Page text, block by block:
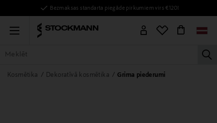
Bezmaksas standarta piegāde pirkumiem virs €120!
Menu
VISAS PRECES SIEVIETĒM VĪRIEŠIEM BĒRNIEM
Kosmētika Dekoratīvā kosmētika Grima piederumi